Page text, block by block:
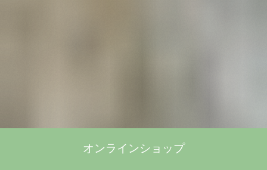
オンラインショップ